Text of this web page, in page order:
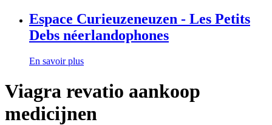
Espace Curieuzeneuzen - Les Petits
Debs néerlandophones
En savoir plus
Viagra revatio aankoop
medicijnen